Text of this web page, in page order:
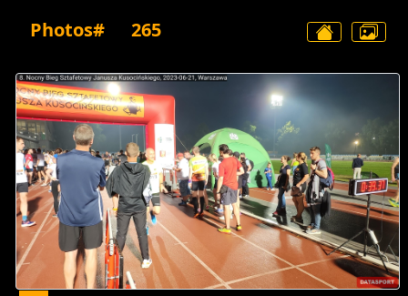
Photos# 265